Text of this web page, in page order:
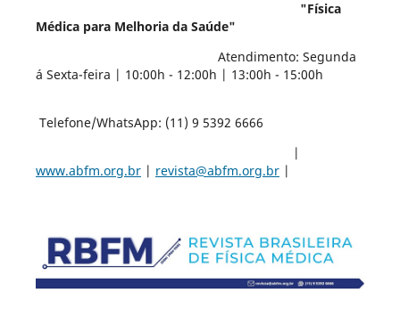
"Física
Médica para Melhoria da Saúde"
Atendimento: Segunda
á Sexta-feira | 10:00h - 12:00h | 13:00h - 15:00h
Telefone/WhatsApp: (11) 9 5392 6666
|
www.abfm.org.br| revista@abfm.org.br|